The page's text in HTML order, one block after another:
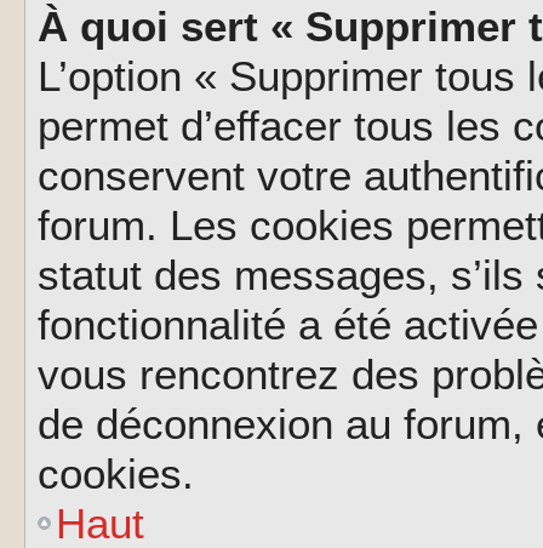
À quoi sert « Supprimer
L’option « Supprimer
permet d’effacer tous les
conservent votre
forum. Les cookies
statut des messages,
fonctionnalité a été
vous rencontrez des
de déconnexion au
cookies.
Haut